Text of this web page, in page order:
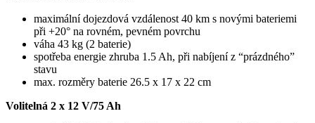
maximální dojezdová vzdálenost 40 km s novými bateriemi
při +20° na rovném, pevném povrchu
váha 43 kg (2 baterie)
spotřeba energie zhruba 1.5 Ah, při nabíjení z “prázdného”
stavu
max. rozměry baterie 26.5 x 17 x 22 cm
Volitelná 2 x 12 V/75 Ah